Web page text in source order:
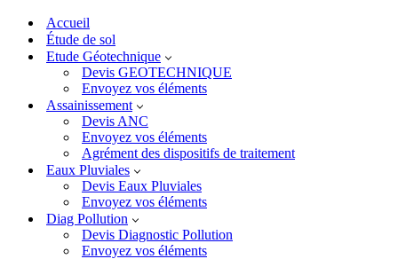
Accueil
Étude de sol
Etude Géotechnique
Devis GEOTECHNIQUE
Envoyez vos éléments
Assainissement
Devis ANC
Envoyez vos éléments
Agrément des dispositifs de traitement
Eaux Pluviales
Devis Eaux Pluviales
Envoyez vos éléments
Diag Pollution
Devis Diagnostic Pollution
Envoyez vos éléments